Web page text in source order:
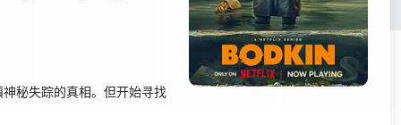
秘失踪的真相。但开始寻找